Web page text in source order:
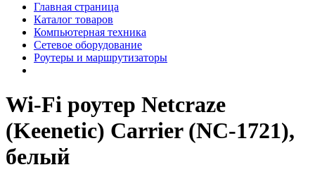
Главная страница
Каталог товаров
Компьютерная техника
Сетевое оборудование
Роутеры и маршрутизаторы
Wi-Fi роутер Netcraze
(Keenetic) Carrier (NC-1721),
белый